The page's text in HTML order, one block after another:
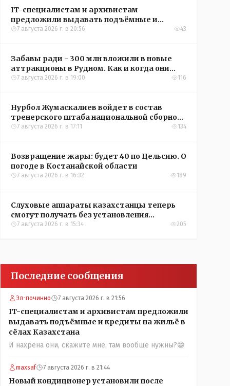
IT-специалистам и архивистам
предложили выдавать подъёмные и
кредиты на жильё в сёлах Казахстана
7 августа 2026 г. в 20:56 43
Забавы ради - 300 млн вложили в новые
аттракционы в Рудном. Как и когда они
окупятся?
7 августа 2026 г. в 19:00 116
Нурбол Жумаскалиев войдет в состав
тренерского штаба национальной сборной
Казахстана по футболу
7 августа 2026 г. в 17:11 134
Возвращение жары: будет 40 по Цельсию. О
погоде в Костанайской области
7 августа 2026 г. в 16:32 189
Слуховые аппараты казахстанцы теперь
смогут получать без установления
инвалидности
7 августа 2026 г. в 15:34 205
Последние сообщения
Эл-починно 7 августа 2026 г. в 21:56
IT-специалистам и архивистам предложили
выдавать подъёмные и кредиты на жильё в
сёлах Казахстана
И нахрена они, скажите мне, там вообще нужны?😁
maxsaf 7 августа 2026 г. в 21:44
Новый кондиционер установили после